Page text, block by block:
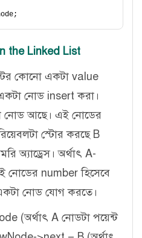
the Linked List
কোনো একটা value
নোড insert করা।
নোড আছে। এই নোডের
স্টোর করছে B
অ্যাড্রেস। অর্থাৎ A-
নোডের number হিসেবে
নোড যোগ করতে।
(অর্থাৎ A নোডটা পয়েন্ট